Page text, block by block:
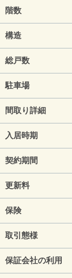
階数
構造
総戸数
駐車場
間取り詳細
入居時期
契約期間
更新料
保険
取引態様
保証会社の利用